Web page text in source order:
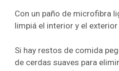
Con un paño de microfibra
limpiá el interior y el
Si hay restos de comida
de cerdas suaves para